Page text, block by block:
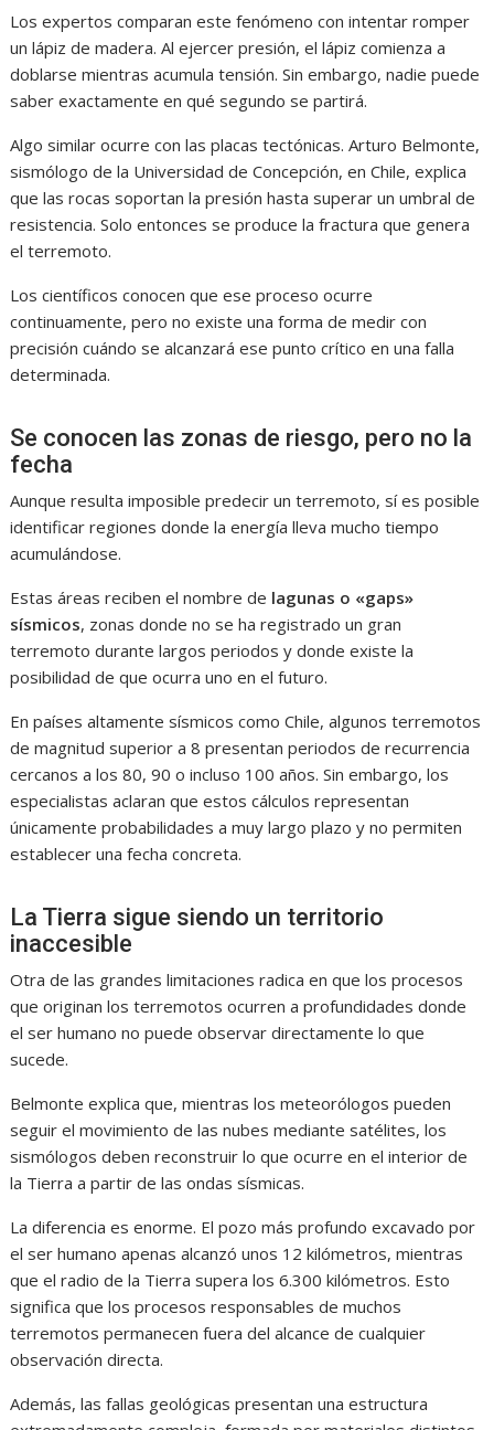
Los expertos comparan este fenómeno con intentar romper
un lápiz de madera. Al ejercer presión, el lápiz comienza a
doblarse mientras acumula tensión. Sin embargo, nadie puede
saber exactamente en qué segundo se partirá.
Algo similar ocurre con las placas tectónicas. Arturo Belmonte,
sismólogo de la Universidad de Concepción, en Chile, explica
que las rocas soportan la presión hasta superar un umbral de
resistencia. Solo entonces se produce la fractura que genera
el terremoto.
Los científicos conocen que ese proceso ocurre
continuamente, pero no existe una forma de medir con
precisión cuándo se alcanzará ese punto crítico en una falla
determinada.
Se conocen las zonas de riesgo, pero no la
fecha
Aunque resulta imposible predecir un terremoto, sí es posible
identificar regiones donde la energía lleva mucho tiempo
acumulándose.
Estas áreas reciben el nombre de lagunas o «gaps»
sísmicos, zonas donde no se ha registrado un gran
terremoto durante largos periodos y donde existe la
posibilidad de que ocurra uno en el futuro.
En países altamente sísmicos como Chile, algunos terremotos
de magnitud superior a 8 presentan periodos de recurrencia
cercanos a los 80, 90 o incluso 100 años. Sin embargo, los
especialistas aclaran que estos cálculos representan
únicamente probabilidades a muy largo plazo y no permiten
establecer una fecha concreta.
La Tierra sigue siendo un territorio
inaccesible
Otra de las grandes limitaciones radica en que los procesos
que originan los terremotos ocurren a profundidades donde
el ser humano no puede observar directamente lo que
sucede.
Belmonte explica que, mientras los meteorólogos pueden
seguir el movimiento de las nubes mediante satélites, los
sismólogos deben reconstruir lo que ocurre en el interior de
la Tierra a partir de las ondas sísmicas.
La diferencia es enorme. El pozo más profundo excavado por
el ser humano apenas alcanzó unos 12 kilómetros, mientras
que el radio de la Tierra supera los 6.300 kilómetros. Esto
significa que los procesos responsables de muchos
terremotos permanecen fuera del alcance de cualquier
observación directa.
Además, las fallas geológicas presentan una estructura